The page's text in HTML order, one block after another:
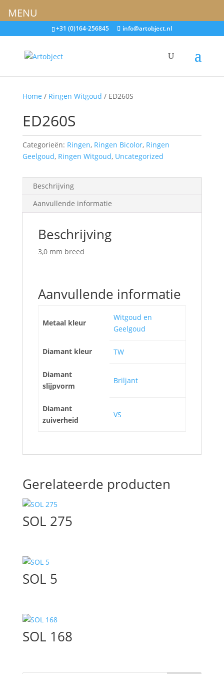
+31 (0)164-256845 info@artobject.nl
Home / Ringen Witgoud / ED260S
ED260S
Categorieën: Ringen, Ringen Bicolor, Ringen
Geelgoud, Ringen Witgoud, Uncategorized
Beschrijving
Aanvullende informatie
Beschrijving
3,0 mm breed
Aanvullende informatie
Metaal kleur
Witgoud en
Geelgoud
Diamant kleur TW
Diamant
slijpvorm
Briljant
Diamant
zuiverheid
VS
Gerelateerde producten
SOL 275
SOL 5
SOL 168
MENU